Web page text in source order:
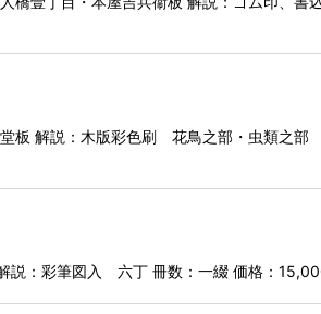
堂板 解説：木版彩色刷 花鳥之部・虫類
：彩筆図入 六丁 冊数：一綴 価格：